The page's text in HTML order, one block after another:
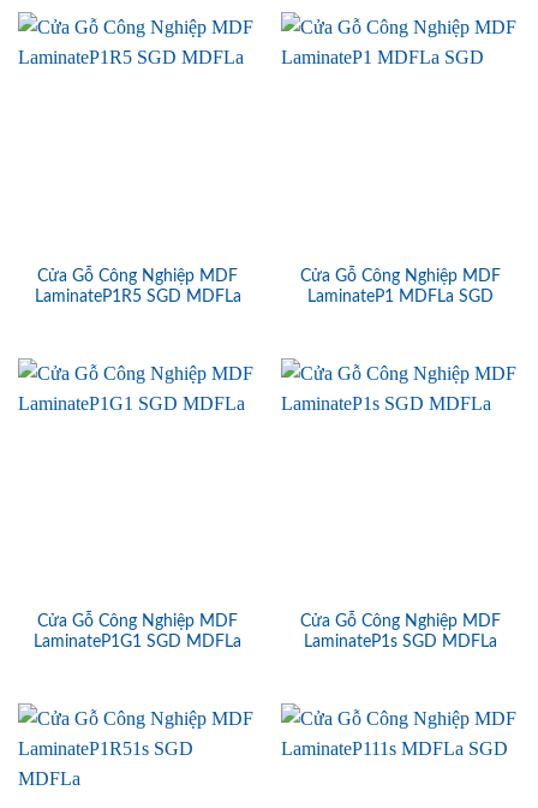
Cửa Gỗ Công Nghiệp MDF
LaminateP1R5 SGD MDFLa
Cửa Gỗ Công Nghiệp MDF
LaminateP1 MDFLa SGD
Cửa Gỗ Công Nghiệp MDF
LaminateP1G1 SGD MDFLa
Cửa Gỗ Công Nghiệp MDF
LaminateP1s SGD MDFLa